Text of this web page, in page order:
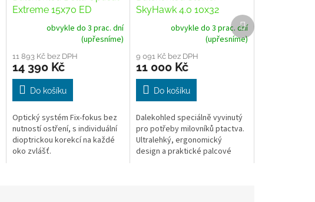
Extreme 15x70 ED
obvykle do 3 prac. dní
(upřesníme)
11 893 Kč bez DPH
14 390 Kč
Do košíku
Optický systém Fix-fokus bez
nutností ostření, s individuální
dioptrickou korekcí na každé
oko zvlášť.
SkyHawk 4.0 10x32
obvykle do 3 prac. dní
(upřesníme)
9 091 Kč bez DPH
11 000 Kč
Do košíku
Dalekohled speciálně vyvinutý
pro potřeby milovníků ptactva.
Ultralehký, ergonomický
design a praktické palcové
Další
produkt